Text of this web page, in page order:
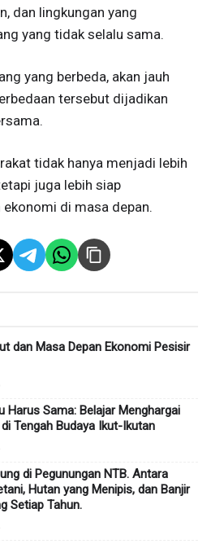
dan lingkungan yang
yang tidak selalu sama.
yang berbeda, akan jauh
tersebut dijadikan
tidak hanya menjadi lebih
juga lebih siap
di masa depan.
dan Masa Depan Ekonomi Pesisir
Harus Sama: Belajar Menghargai
Tengah Budaya Ikut-Ikutan
di Pegunungan NTB. Antara
Hutan yang Menipis, dan Banjir
Setiap Tahun.